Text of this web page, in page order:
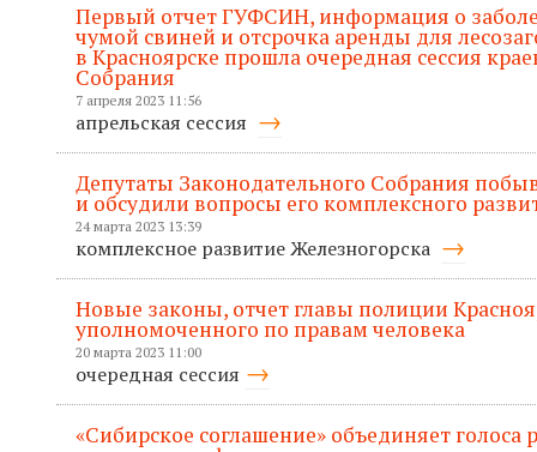
Первый отчет ГУФСИН, информация о
чумой свиней и отсрочка аренды для
в Красноярске прошла очередная сессия
Собрания
7 апреля 2023 11:56
апрельская сессия
Депутаты Законодательного Собрания
и обсудили вопросы его комплексного
24 марта 2023 13:39
комплексное развитие Железногорска
Новые законы, отчет главы полиции
уполномоченного по правам человека
20 марта 2023 11:00
очередная сессия
«Сибирское соглашение» объединяет голоса